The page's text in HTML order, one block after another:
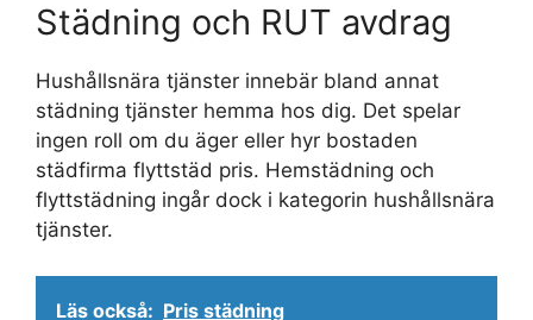
Städning och RUT avdrag
Hushållsnära tjänster innebär bland annat
städning tjänster hemma hos dig. Det spelar
ingen roll om du äger eller hyr bostaden
städfirma flyttstäd pris. Hemstädning och
flyttstädning ingår dock i kategorin hushållsnära
tjänster.
Läs också: Pris städning